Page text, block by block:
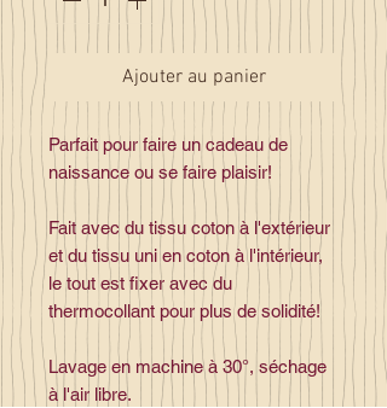
Ajouter au panier
Parfait pour faire un cadeau de
naissance ou se faire plaisir!
Fait avec du tissu coton à l'extérieur
et du tissu uni en coton à l'intérieur,
le tout est fixer avec du
thermocollant pour plus de solidité!
Lavage en machine à 30°, séchage
à l'air libre.